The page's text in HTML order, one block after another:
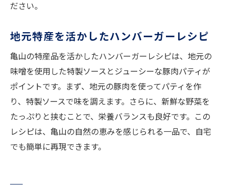
ださい。
地元特産を活かしたハンバーガーレシピ
亀山の特産品を活かしたハンバーガーレシピは、地元の
味噌を使用した特製ソースとジューシーな豚肉パティが
ポイントです。まず、地元の豚肉を使ってパティを作
り、特製ソースで味を調えます。さらに、新鮮な野菜を
たっぷりと挟むことで、栄養バランスも良好です。この
レシピは、亀山の自然の恵みを感じられる一品で、自宅
でも簡単に再現できます。